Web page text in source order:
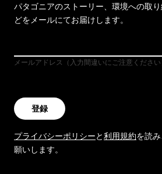
パタゴニアのストーリー、環境への取
どをメールにてお届けします。
メールアドレス（入力間違いにご注意ください
登録
プライバシーポリシーと利用規約を読
願いします。